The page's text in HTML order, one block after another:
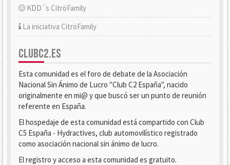
KDD´s CitröFamily
La iniciativa CitröFamily
CLUBC2.ES
Esta comunidad es el foro de debate de la Asociación
Nacional Sin Ánimo de Lucro "Club C2 España", nacido
originalmente en mi@ y que buscó ser un punto de reunión
referente en España.
El hospedaje de esta comunidad está compartido con Club
C5 España - Hydractives, club automovilístico registrado
como asociación nacional sin ánimo de lucro.
El registro y acceso a esta comunidad es gratuito.